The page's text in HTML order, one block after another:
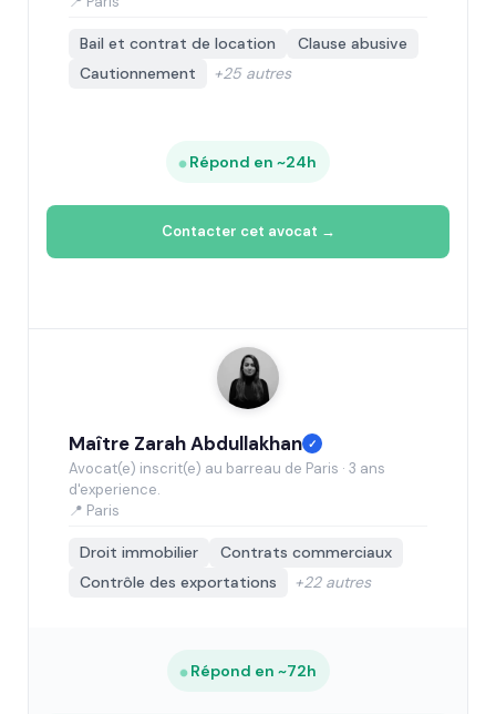
Bail et contrat de location
Clause abusive
Cautionnement
+25 autres
Répond en ~24h
Contacter cet avocat →
Maître Zarah Abdullakhan ✓
Avocat(e) inscrit(e) au barreau de Paris · 3 ans
d'experience.
📍 Paris
Droit immobilier
Contrats commerciaux
Contrôle des exportations
+22 autres
Répond en ~72h